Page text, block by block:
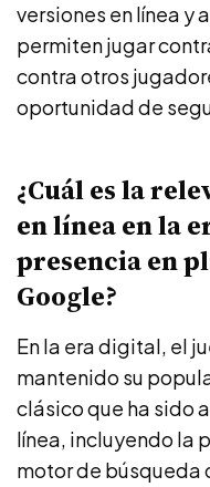
versiones en línea y
permiten jugar
contra otros
oportunidad de
¿Cuál es la
en línea en la
presencia en
Google?
En la era digital, el
mantenido su
clásico que ha sido
línea, incluyendo la
motor de búsqueda